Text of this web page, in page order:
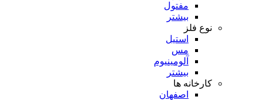
مفتول
بیشتر
نوع فلز
استیل
مس
آلومینیوم
بیشتر
کارخانه ها
اصفهان